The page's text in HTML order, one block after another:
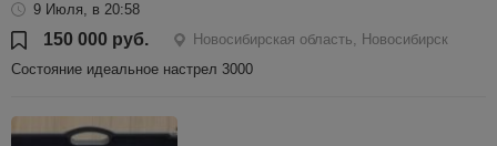
9 Июля, в 20:58
150 000 руб.
Новосибирская область, Новосибирск
Состояние идеальное настрел 3000